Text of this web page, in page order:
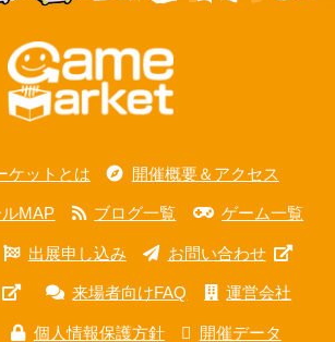
ケットとは 開催概要＆アクセス
MAP ブログ一覧 ゲーム一覧
出展申し込み お問い合わせ
来場者向けFAQ 運営会社
個人情報保護方針 開催データ